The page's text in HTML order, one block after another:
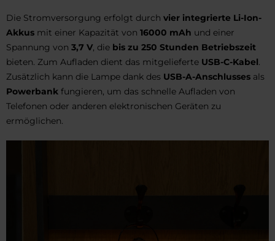
Die Stromversorgung erfolgt durch vier integrierte Li-Ion-
Akkus mit einer Kapazität von 16000 mAh und einer
Spannung von 3,7 V, die bis zu 250 Stunden Betriebszeit
bieten. Zum Aufladen dient das mitgelieferte USB-C-Kabel.
Zusätzlich kann die Lampe dank des USB-A-Anschlusses als
Powerbank fungieren, um das schnelle Aufladen von
Telefonen oder anderen elektronischen Geräten zu
ermöglichen.